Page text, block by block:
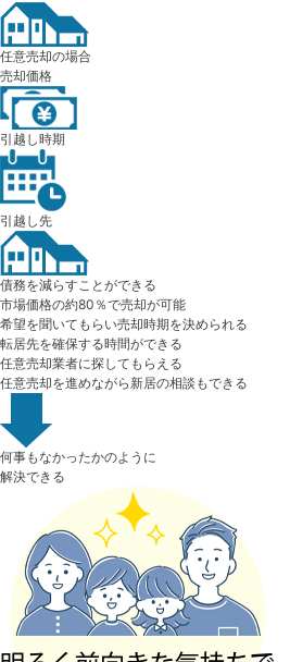
任意売却の場合
売却価格
引越し時期
引越し先
債務を減らすことができる
市場価格の約80％で売却が可能
希望を聞いてもらい売却時期を決められる
転居先を確保する時間ができる
任意売却業者に探してもらえる
任意売却を進めながら新居の相談もできる
何事もなかったかのように
解決できる